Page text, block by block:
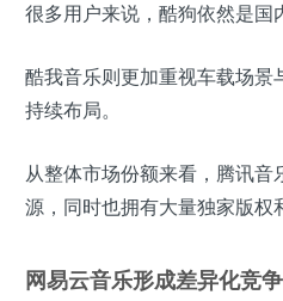
很多用户来说，酷狗依然是国
酷我音乐则更加重视车载场
持续布局。
从整体市场份额来看，腾讯
源，同时也拥有大量独家版权
网易云音乐形成差异化竞争